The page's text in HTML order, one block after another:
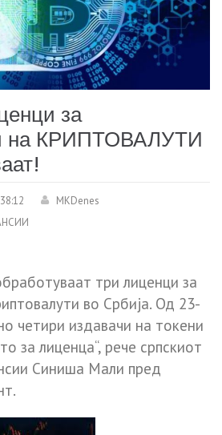
за
на КРИПТОВАЛУТИ
MKDenes
три лиценци за
во Србија. Од 23-
четири издавачи на токени
за лиценца“, рече српскиот
Синиша Мали пред